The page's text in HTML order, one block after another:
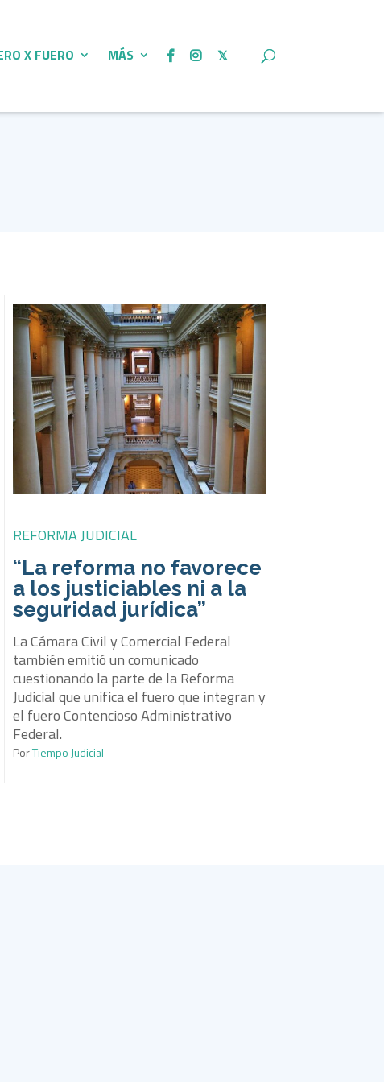
X FUERO MÁS
REFORMA JUDICIAL
“La reforma no favorece
a los justiciables ni a la
seguridad jurídica”
La Cámara Civil y Comercial Federal
también emitió un comunicado
cuestionando la parte de la Reforma
Judicial que unifica el fuero que integran y
el fuero Contencioso Administrativo
Federal.
PorTiempo Judicial